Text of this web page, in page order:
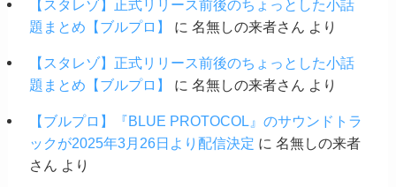
【スタレゾ】正式リリース前後のちょっとした小話
題まとめ【ブルプロ】
に 名無しの来者さん より
【スタレゾ】正式リリース前後のちょっとした小話
題まとめ【ブルプロ】
に 名無しの来者さん より
【ブルプロ】『BLUE PROTOCOL』のサウンドトラ
ックが2025年3月26日より配信決定 に 名無しの来者
さん より